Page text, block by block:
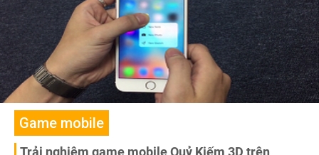
Game mobile
Trải nghiệm game mobile Quỷ Kiếm 3D trên